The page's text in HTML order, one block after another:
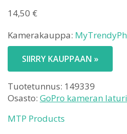
14,50 €
Kamerakauppa:
SIIRRY KAUPPAAN »
Tuotetunnus: 149339
Osasto: GoPro kameran
MTP Products